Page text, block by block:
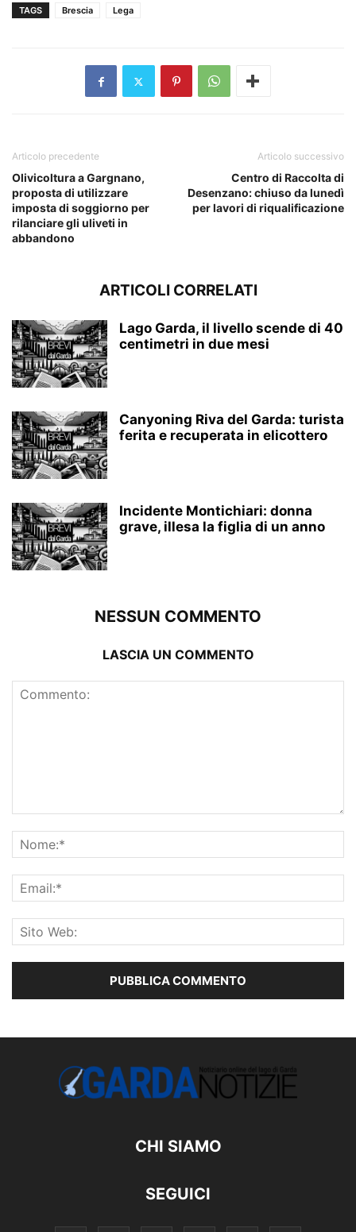
TAGS Brescia Lega
Articolo precedente
Olivicoltura a Gargnano,
proposta di utilizzare
imposta di soggiorno per
rilanciare gli uliveti in
abbandono
Articolo successivo
Centro di Raccolta di
Desenzano: chiuso da lunedì
per lavori di riqualificazione
ARTICOLI CORRELATI
Lago Garda, il livello scende di 40
centimetri in due mesi
Canyoning Riva del Garda: turista
ferita e recuperata in elicottero
Incidente Montichiari: donna
grave, illesa la figlia di un anno
NESSUN COMMENTO
LASCIA UN COMMENTO
CHI SIAMO
SEGUICI